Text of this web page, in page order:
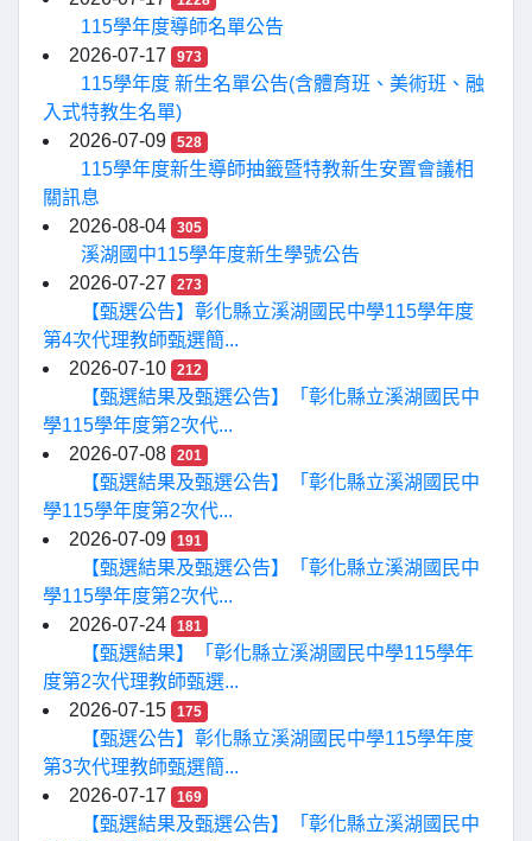
115學年度導師名單公告
2026-07-17
973
115學年度 新生名單公告(含體育班、美術班、融
入式特教生名單)
2026-07-09
528
115學年度新生導師抽籤暨特教新生安置會議相
關訊息
2026-08-04
305
溪湖國中115學年度新生學號公告
2026-07-27
273
【甄選公告】彰化縣立溪湖國民中學115學年度
第4次代理教師甄選簡...
2026-07-10
212
【甄選結果及甄選公告】「彰化縣立溪湖國民中
學115學年度第2次代...
2026-07-08
201
【甄選結果及甄選公告】「彰化縣立溪湖國民中
學115學年度第2次代...
2026-07-09
191
【甄選結果及甄選公告】「彰化縣立溪湖國民中
學115學年度第2次代...
2026-07-24
181
【甄選結果】「彰化縣立溪湖國民中學115學年
度第2次代理教師甄選...
2026-07-15
175
【甄選公告】彰化縣立溪湖國民中學115學年度
第3次代理教師甄選簡...
2026-07-17
169
【甄選結果及甄選公告】「彰化縣立溪湖國民中